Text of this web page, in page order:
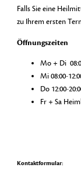
Falls Sie eine
zu Ihrem ersten
Öffnungszeiten
Mo + Di
Mi 08:00-
Do 12:00-
Fr + Sa
Kontaktformular: